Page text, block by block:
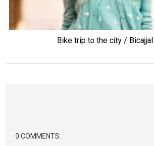
Bike trip to the city / Bicajjal
0 COMMENTS: